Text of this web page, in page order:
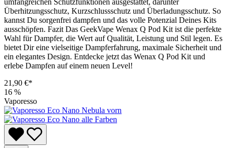
Überhitzungsschutz, Kurzschlussschutz und Überladungsschutz. So
kannst Du sorgenfrei dampfen und das volle Potenzial Deines Kits
ausschöpfen. Fazit Das GeekVape Wenax Q Pod Kit ist die perfekte
Wahl für Dampfer, die Wert auf Qualität, Leistung und Stil legen. Es
bietet Dir eine vielseitige Dampferfahrung, maximale Sicherheit und
ein elegantes Design. Entdecke jetzt das Wenax Q Pod Kit und
erlebe Dampfen auf einem neuen Level!
21,90 €*
16 %
Vaporesso